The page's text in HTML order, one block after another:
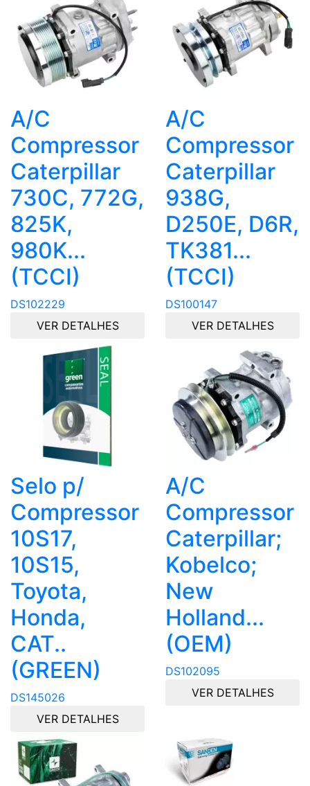
A/C
Compressor
Caterpillar
730C, 772G,
825K,
980K...
(TCCI)
DS102229
VER DETALHES
A/C
Compressor
Caterpillar
938G,
D250E, D6R,
TK381...
(TCCI)
DS100147
VER DETALHES
Selo p/
Compressor
10S17,
10S15,
Toyota,
Honda,
CAT..
(GREEN)
DS145026
VER DETALHES
A/C
Compressor
Caterpillar;
Kobelco;
New
Holland...
(OEM)
DS102095
VER DETALHES